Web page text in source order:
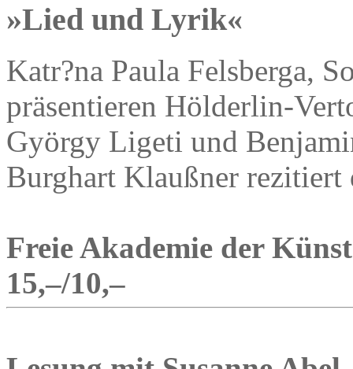
»Lied und Lyrik«
Katr?na Paula Felsberga,
präsentieren Hölderlin-
György Ligeti und
Burghart Klaußner
Freie Akademie der
15,–/10,–